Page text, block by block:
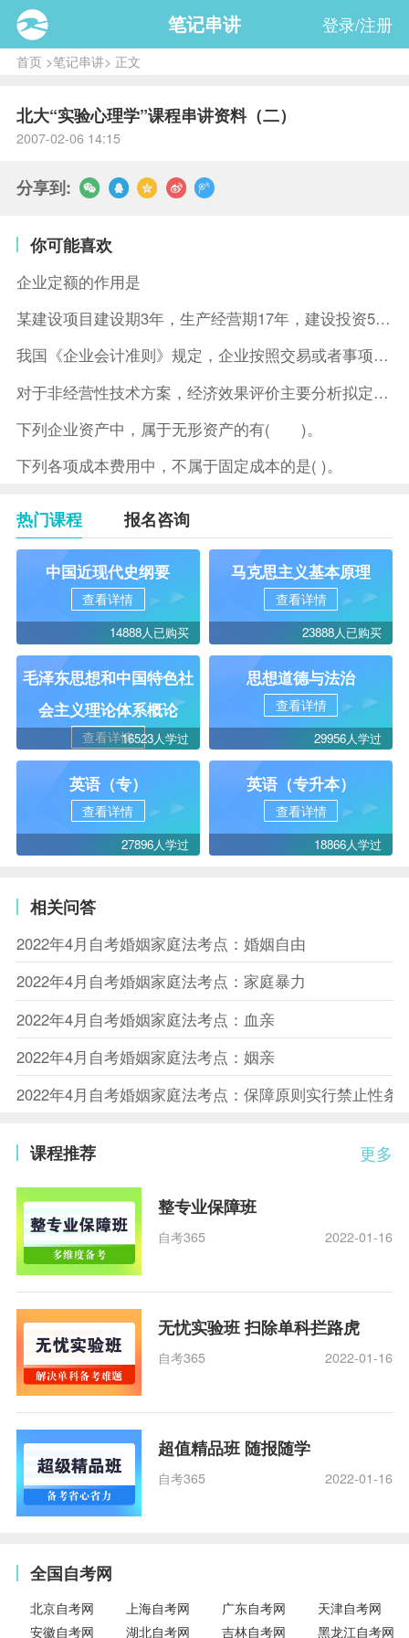
笔记串讲 登录/注册
首页>笔记串讲> 正文
北大“实验心理学”课程串讲资料（二）
2007-02-06 14:15
分享到:
你可能喜欢
企业定额的作用是
某建设项目建设期3年，生产经营期17年，建设投资5500万元
我国《企业会计准则》规定，企业按照交易或者事项的经济特征确定
对于非经营性技术方案，经济效果评价主要分析拟定方案的( )。
下列企业资产中，属于无形资产的有( )。
下列各项成本费用中，不属于固定成本的是( )。
热门课程 报名咨询
中国近现代史纲要
查看详情
14888人已购买
马克思主义基本原理
查看详情
23888人已购买
毛泽东思想和中国特色社
会主义理论体系概论
查看详情16523人学过
思想道德与法治
查看详情
29956人学过
英语（专）
查看详情
27896人学过
英语（专升本）
查看详情
18866人学过
相关问答
2022年4月自考婚姻家庭法考点：婚姻自由
2022年4月自考婚姻家庭法考点：家庭暴力
2022年4月自考婚姻家庭法考点：血亲
2022年4月自考婚姻家庭法考点：姻亲
2022年4月自考婚姻家庭法考点：保障原则实行禁止性条
更多
课程推荐
整专业保障班
自考365 2022-01-16
无忧实验班 扫除单科拦路虎
自考365 2022-01-16
超值精品班 随报随学
自考365 2022-01-16
全国自考网
北京自考网 上海自考网 广东自考网
天津自考网
安徽自考网
湖北自考网 吉林自考网 黑龙江自考网